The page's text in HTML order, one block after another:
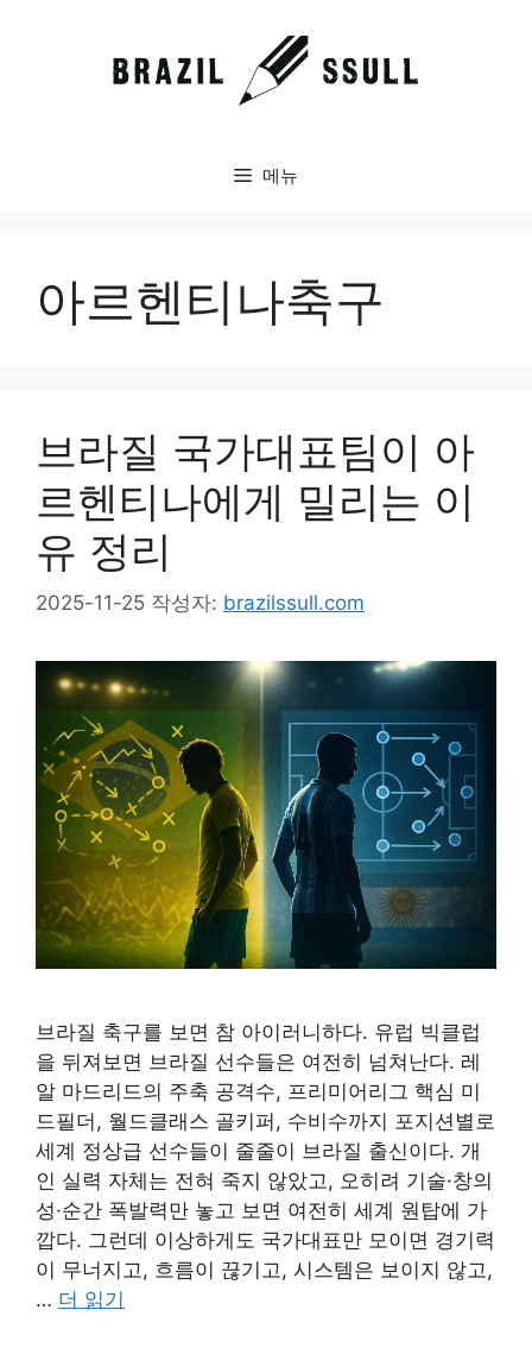
메뉴
아르헨티나축구
브라질 국가대표팀이 아
르헨티나에게 밀리는 이
유 정리
2025-11-25 작성자: brazilssull.com
브라질 축구를 보면 참 아이러니하다. 유럽 빅클럽
을 뒤져보면 브라질 선수들은 여전히 넘쳐난다. 레
알 마드리드의 주축 공격수, 프리미어리그 핵심 미
드필더, 월드클래스 골키퍼, 수비수까지 포지션별로
세계 정상급 선수들이 줄줄이 브라질 출신이다. 개
인 실력 자체는 전혀 죽지 않았고, 오히려 기술·창의
성·순간 폭발력만 놓고 보면 여전히 세계 원탑에 가
깝다. 그런데 이상하게도 국가대표만 모이면 경기력
이 무너지고, 흐름이 끊기고, 시스템은 보이지 않고,
… 더 읽기